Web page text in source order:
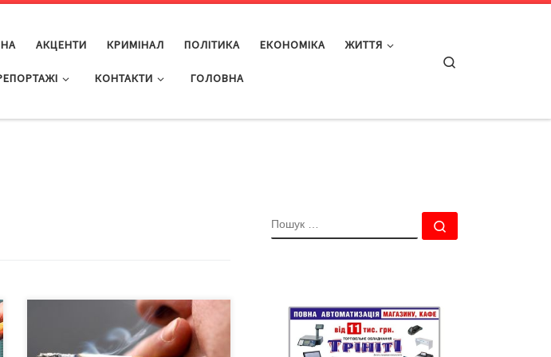
АКЦЕНТИ КРИМІНАЛ ПОЛІТИКА ЕКОНОМІКА ЖИТТЯ
КОНТАКТИ ГОЛОВНА
Кількість дорослих курців в Україні
на сьогодні становить 7,2 млн осіб.
Про це свідчать дані моніторингу,
ПОШУК